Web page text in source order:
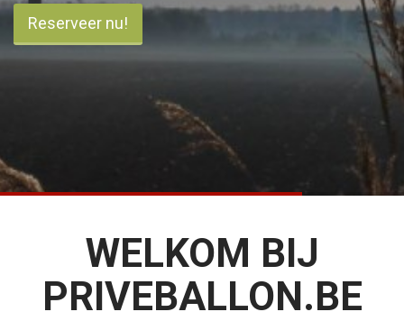
Reserveer nu!
WELKOM BIJ
PRIVEBALLON.BE